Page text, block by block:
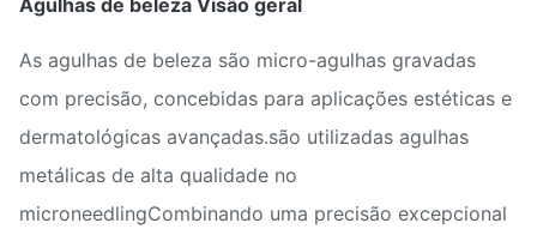
Agulhas de beleza Visão geral
As agulhas de beleza são micro-agulhas gravadas
com precisão, concebidas para aplicações estéticas e
dermatológicas avançadas.são utilizadas agulhas
metálicas de alta qualidade no
microneedlingCombinando uma precisão excepcional